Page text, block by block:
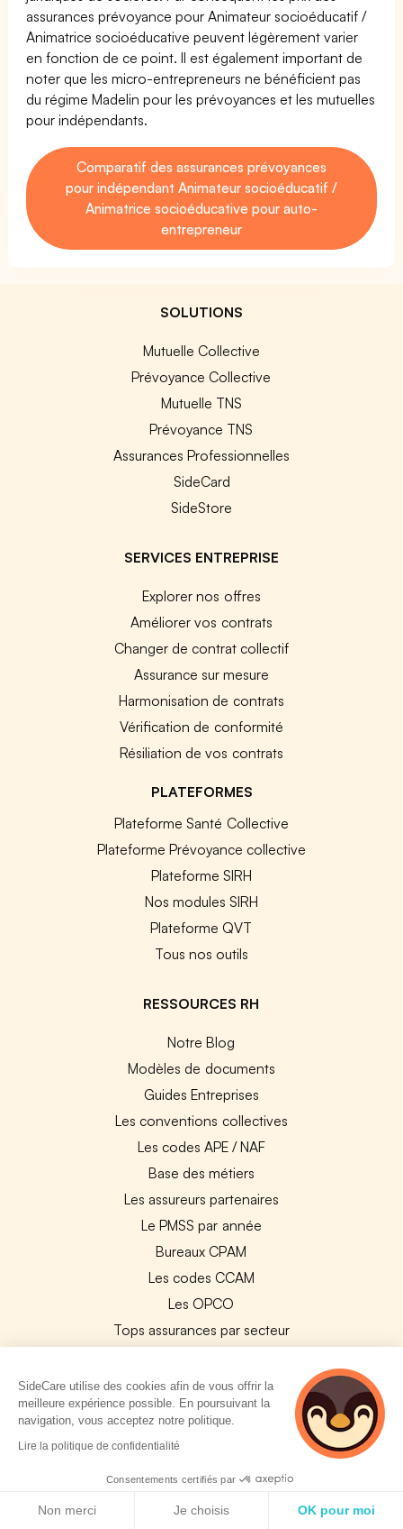
assurances prévoyance pour Animateur socioéducatif /
Animatrice socioéducative peuvent légèrement varier
en fonction de ce point. Il est également important de
noter que les micro-entrepreneurs ne bénéficient pas
du régime Madelin pour les prévoyances et les mutuelles
pour indépendants.
Comparatif des assurances prévoyances
pour indépendant Animateur socioéducatif /
Animatrice socioéducative pour auto-
entrepreneur
SOLUTIONS
Mutuelle Collective
Prévoyance Collective
Mutuelle TNS
Prévoyance TNS
Assurances Professionnelles
SideCard
SideStore
SERVICES ENTREPRISE
Explorer nos offres
Améliorer vos contrats
Changer de contrat collectif
Assurance sur mesure
Harmonisation de contrats
Vérification de conformité
Résiliation de vos contrats
PLATEFORMES
Plateforme Santé Collective
Plateforme Prévoyance collective
Plateforme SIRH
Nos modules SIRH
Plateforme QVT
Tous nos outils
RESSOURCES RH
Notre Blog
Modèles de documents
Guides Entreprises
Les conventions collectives
Les codes APE / NAF
Base des métiers
Les assureurs partenaires
Le PMSS par année
Bureaux CPAM
Les codes CCAM
Les OPCO
Tops assurances par secteur
Boîte à outils santé
Les garanties des assurances entreprises
SideCare utilise des cookies afin de vous offrir la
meilleure expérience possible. En poursuivant la
navigation, vous acceptez notre politique.
Lire la politique de confidentialité
Consentements certifiés par
Non merci Je choisis OK pour moi
2 personnes
consultent
actuellement cette